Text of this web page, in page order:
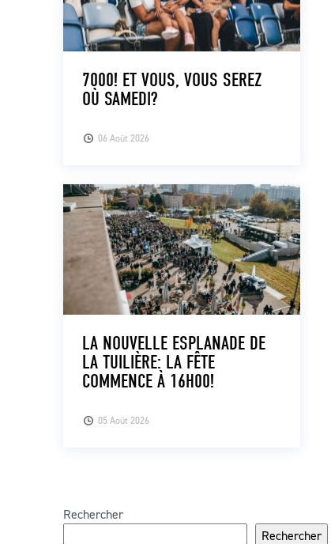
06 Août 2026
7000! ET VOUS, VOUS SEREZ
OÙ SAMEDI?
05 Août 2026
LA NOUVELLE ESPLANADE DE
LA TUILIÈRE: LA FÊTE
COMMENCE À 16H00!
Rechercher
Rechercher